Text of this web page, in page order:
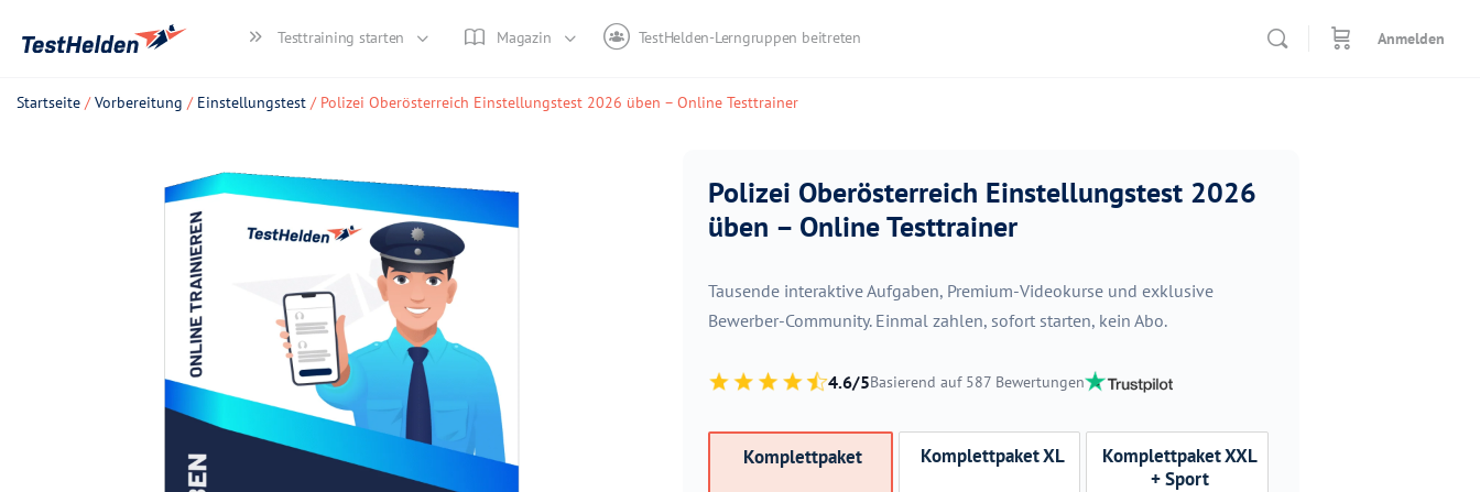
Testtraining starten Magazin TestHelden-Lerngruppen beitreten Anmelden
Startseite /Vorbereitung / Einstellungstest / Polizei Oberösterreich Einstellungstest 2026 üben – Online Testtrainer
Polizei Oberösterreich Einstellungstest 2026
üben – Online Testtrainer
Tausende interaktive Aufgaben, Premium-Videokurse und exklusive
Bewerber-Community. Einmal zahlen, sofort starten, kein Abo.
4.6/5Basierend auf 587 Bewertungen
Komplettpaket Komplettpaket XL
Komplettpaket XXL
+ Sport